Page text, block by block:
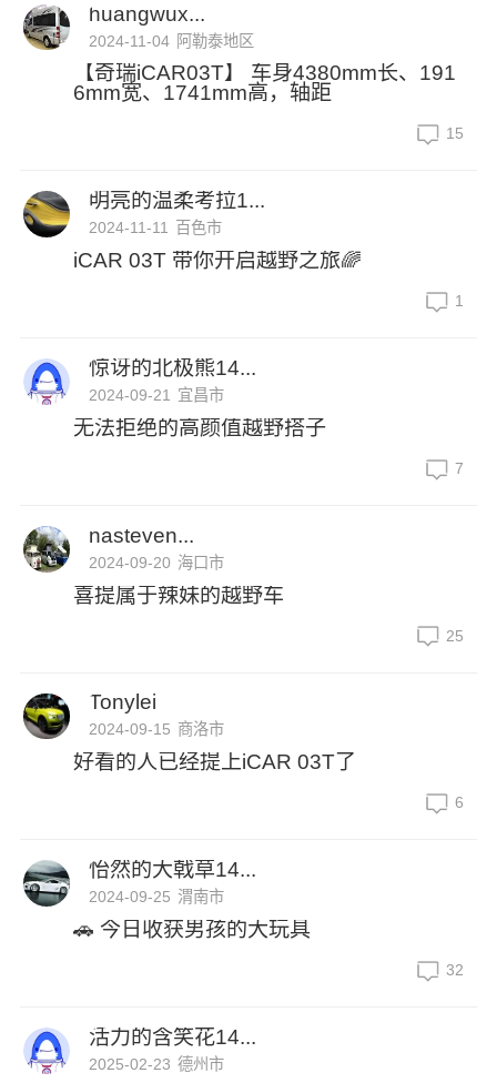
huangwux...
2024-11-04 阿勒泰地区
【奇瑞iCAR03T】 车身4380mm长、191
6mm宽、1741mm高，轴距
15
明亮的温柔考拉1...
2024-11-11 百色市
iCAR 03T 带你开启越野之旅🌈
1
惊讶的北极熊14...
2024-09-21 宜昌市
无法拒绝的高颜值越野搭子
7
nasteven...
2024-09-20 海口市
喜提属于辣妹的越野车
25
Tonylei
2024-09-15 商洛市
好看的人已经提上iCAR 03T了
6
怡然的大戟草14...
2024-09-25 渭南市
🚗 今日收获男孩的大玩具
32
活力的含笑花14...
2025-02-23 德州市